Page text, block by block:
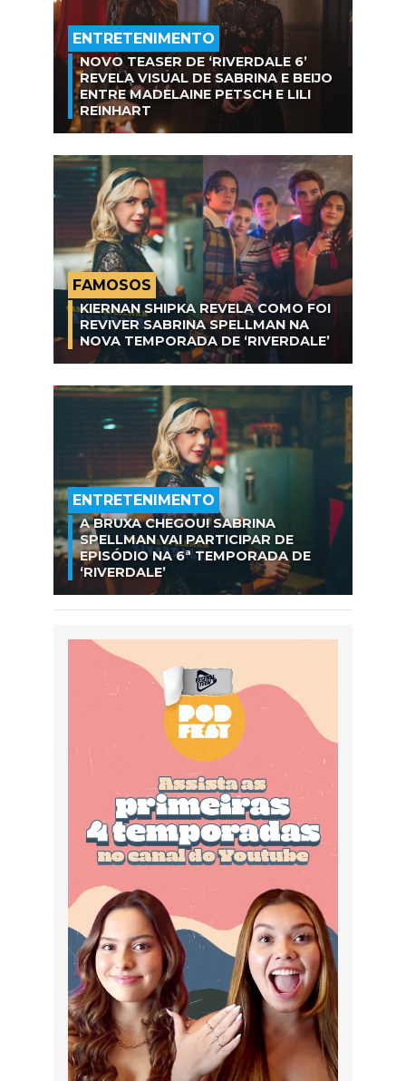
ENTRETENIMENTO
NOVO TEASER DE ‘RIVERDALE 6’
REVELA VISUAL DE SABRINA E BEIJO
ENTRE MADELAINE PETSCH E LILI
REINHART
FAMOSOS
KIERNAN SHIPKA REVELA COMO FOI
REVIVER SABRINA SPELLMAN NA
NOVA TEMPORADA DE ‘RIVERDALE’
ENTRETENIMENTO
A BRUXA CHEGOU! SABRINA
SPELLMAN VAI PARTICIPAR DE
EPISÓDIO NA 6ª TEMPORADA DE
‘RIVERDALE’